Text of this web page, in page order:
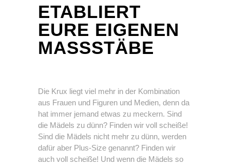
ETABLIERT
EURE EIGENEN
MASSSTÄBE
Die Krux liegt viel mehr in der Kombination
aus Frauen und Figuren und Medien, denn da
hat immer jemand etwas zu meckern. Sind
die Mädels zu dünn? Finden wir voll scheiße!
Sind die Mädels nicht mehr zu dünn, werden
dafür aber Plus-Size genannt? Finden wir
auch voll scheiße! Und wenn die Mädels so